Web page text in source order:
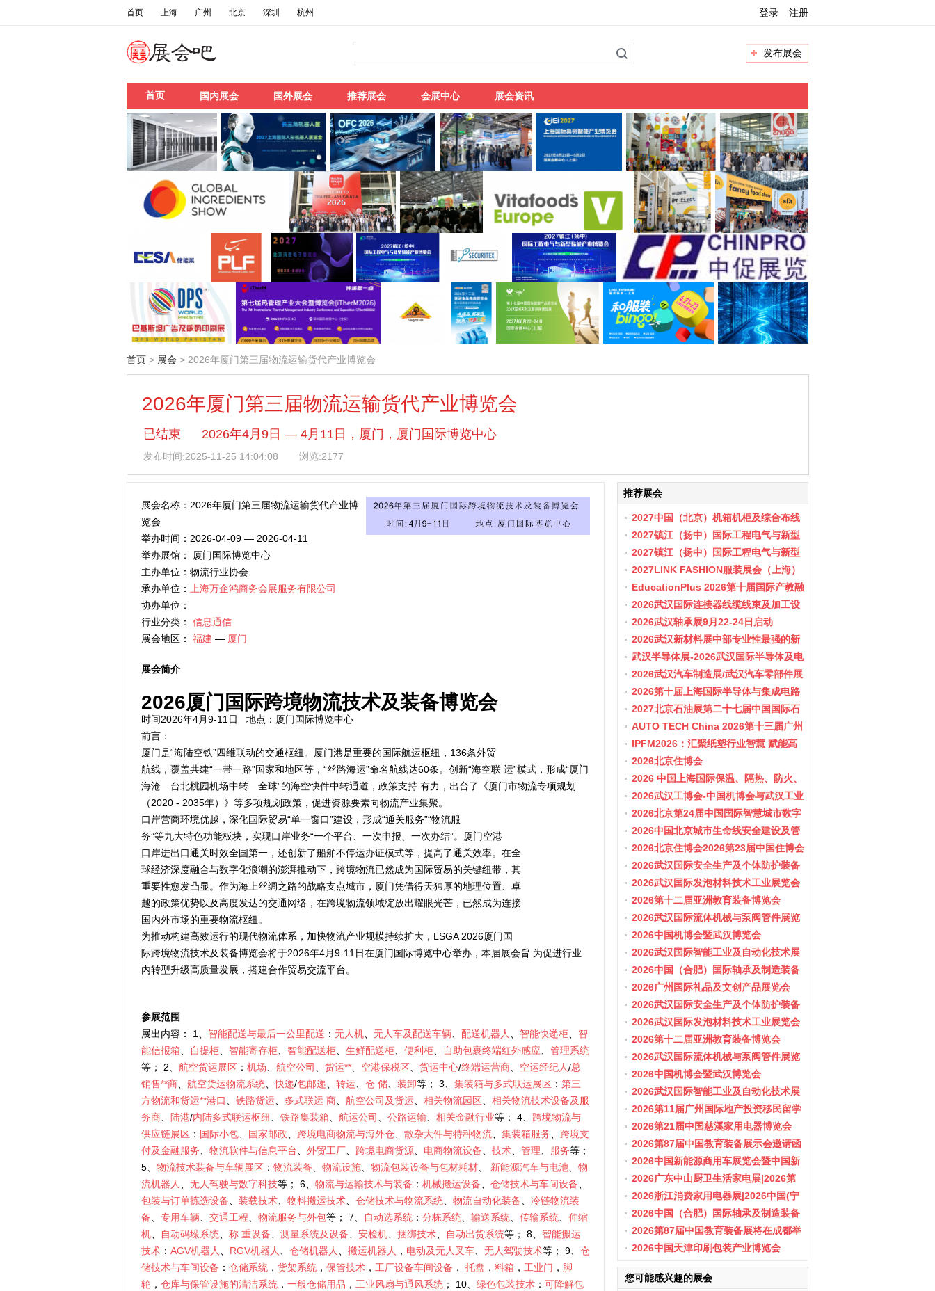
首页 上海 广州 北京 深圳 杭州 登录 注册
首页 国内展会 国外展会 推荐展会 会展中心 展会资讯
发布展会
首页 > 展会 > 2026年厦门第三届物流运输货代产业博览会
2026年厦门第三届物流运输货代产业博览会
发布时间:2025-11-25 14:04:08 浏览:2177
已结束 2026年4月9日 — 4月11日，厦门，厦门国际博览中心
展会名称：2026年厦门第三届物流运输货代产业博
览会
举办时间：2026-04-09 — 2026-04-11
举办展馆： 厦门国际博览中心
主办单位：物流行业协会
承办单位：
上海万企鸿商务会展服务有限公司
协办单位：
行业分类： 信息通信
展会地区： 福建 — 厦门
展会简介
2026厦门国际跨境物流技术及装备博览会
时间2026年4月9-11日 地点：厦门国际博览中心
前言：
厦门是“海陆空铁”四维联动的交通枢纽。厦门港是重要的国际航运枢纽，136条外贸
航线，覆盖共建“一带一路”国家和地区等，“丝路海运”命名航线达60条。创新“海空联 运”模式，形成“厦门
海沧—台北桃园机场中转—全球”的海空快件中转通道，政策支持 有力，出台了《厦门市物流专项规划
（2020 - 2035年）》等多项规划政策，促进资源要素向物流产业集聚。
口岸营商环境优越，深化国际贸易“单一窗口”建设，形成“通关服务”“物流服
务”等九大特色功能板块，实现口岸业务“一个平台、一次申报、一次办结”。厦门空港
口岸进出口通关时效全国第一，还创新了船舶不停运办证模式等，提高了通关效率。在全
球经济深度融合与数字化浪潮的澎湃推动下，跨境物流已然成为国际贸易的关键纽带，其
重要性愈发凸显。作为海上丝绸之路的战略支点城市，厦门凭借得天独厚的地理位置、卓
越的政策优势以及高度发达的交通网络，在跨境物流领域绽放出耀眼光芒，已然成为连接
国内外市场的重要物流枢纽。
为推动构建高效运行的现代物流体系，加快物流产业规模持续扩大，LSGA 2026厦门国
际跨境物流技术及装备博览会将于2026年4月9-11日在厦门国际博览中心举办，本届展会旨 为促进行业
内转型升级高质量发展，搭建合作贸易交流平台。
参展范围
展出内容： 1、 智能配送与最后一公里配送 ： 无人机 无人车及配送车辆 配送机器人 智能快递柜
智
能信报箱
自提柜 智能寄存柜 智能配送柜 生鲜配送柜 便利柜 自助包裹终端红外感应
管理系统
等； 2、 航空货运展区 ： 机场 航空公司 货运** 空港保税区 货运中心/终端运营商 空运经纪人/总
销售**商
航空货运物流系统 、快递/包邮递 转运 仓 储 装卸等； 3、 集装箱与多式联运展区 ： 第三
方物流和货运**港口
铁路货运 多式联运 商 航空公司及货运 相关物流园区
相关物流技术设备及服
务商
陆港/内陆多式联运枢纽 铁路集装箱 航运公司 公路运输 相关金融行业等； 4、 跨境物流与
供应链展区 ： 国际小包 国家邮政 跨境电商物流与海外仓 散杂大件与特种物流 集装箱服务
跨境支
付及金融服务
物流软件与信息平台 外贸工厂 跨境电商货源 电商物流设备 技术 管理 服务等；
5、 物流技术装备与车辆展区 ： 物流装备 物流设施 物流包装设备与包材耗材 新能源汽车与电池
物
流机器人
无人驾驶与数字科技等； 6、 物流与运输技术与装备 ： 机械搬运设备 仓储技术与车间设备
包装与订单拣选设备
装载技术 物料搬运技术 仓储技术与物流系统 物流自动化装备
冷链物流装
备
专用车辆 交通工程 物流服务与外包等； 7、 自动选系统 ： 分栋系统 输送系统 传输系统
伸缩
机
自动码垛系统 称 重设备 测量系统及设备 安检机 捆绑技术 自动出货系统等； 8、 智能搬运
技术 ： AGV机器人 RGV机器人 仓储机器人 搬运机器人 ， 电动及无人叉车 无人驾驶技术等； 9、 仓
储技术与车间设备 ： 仓储系统 ， 货架系统 ， 保管技术 ， 工厂设备车间设备 ， 托盘 ， 料箱 ， 工业门 ， 脚
轮 ， 仓库与保管设施的清洁系统 ， 一般仓储用品 ， 工业风扇与通风系统 ； 10、 绿色包装技术 ： 可降解包
推荐展会
2027中国（北京）机箱机柜及综合布线
数据中心设施展览会
2027镇江（扬中）国际工程电气与新型
储能展会
2027镇江（扬中）国际工程电气与新型
储能产业博览会
2027LINK FASHION服装展会（上海）
EducationPlus 2026第十届国际产教融
合博览会
2026武汉国际连接器线缆线束及加工设
备展览会
2026武汉轴承展9月22-24日启动
2026武汉新材料展中部专业性最强的新
材料行业盛会
武汉半导体展-2026武汉国际半导体及电
子展览会
2026武汉汽车制造展/武汉汽车零部件展
2026第十届上海国际半导体与集成电路
产业应用博览会-11月10-12日
2027北京石油展第二十七届中国国际石
油石化技术装备展览会
AUTO TECH China 2026第十三届广州
国际汽车零部件及加工技术、汽车模具
展览会
IPFM2026：汇聚纸塑行业智慧 赋能高
质健康发展
2026北京住博会
2026 中国上海国际保温、隔热、防火、
隔音新材料展览
2026武汉工博会-中国机博会与武汉工业
博览会
2026北京第24届中国国际智慧城市数字
化城市城市更新建设博览会(主办住建
部）
2026中国北京城市生命线安全建设及管
网博览会
2026北京住博会2026第23届中国住博会
2026住博会
2026武汉国际安全生产及个体防护装备
展览会
2026武汉国际发泡材料技术工业展览会
2026第十二届亚洲教育装备博览会
2026武汉国际流体机械与泵阀管件展览
会/阀门展
2026中国机博会暨武汉博览会
2026武汉国际智能工业及自动化技术展
览会
2026中国（合肥）国际轴承及制造装备
展览会
2026广州国际礼品及文创产品展览会
2026武汉国际安全生产及个体防护装备
展览会
2026武汉国际发泡材料技术工业展览会
2026第十二届亚洲教育装备博览会
2026武汉国际流体机械与泵阀管件展览
会/阀门展
2026中国机博会暨武汉博览会
2026武汉国际智能工业及自动化技术展
览会
2026第11届广州国际地产投资移民留学
展览会
2026第21届中国慈溪家用电器博览会
2026第87届中国教育装备展示会邀请函
2026中国新能源商用车展览会暨中国新
能源商用车创新发展与产业融合大会
2026广东中山厨卫生活家电展|2026第
37届中国家电交易会（中山家电展）
2026浙江消费家用电器展|2026中国(宁
波)国际电子消费品及家用电器博览会
2026中国（合肥）国际轴承及制造装备
展览会
2026第87届中国教育装备展将在成都举
办
2026中国天津印刷包装产业博览会
您可能感兴趣的展会